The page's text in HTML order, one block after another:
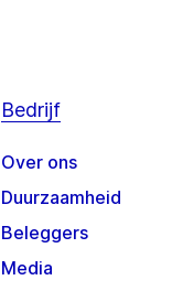
Bedrijf
Over ons
Duurzaamheid
Beleggers
Media